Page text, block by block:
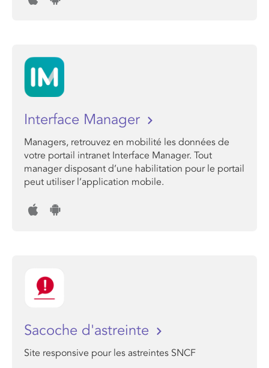
Interface Manager
Managers, retrouvez en mobilité les données de
votre portail intranet Interface Manager. Tout
manager disposant d’une habilitation pour le portail
peut utiliser l’application mobile.
Sacoche d'astreinte
Site responsive pour les astreintes SNCF